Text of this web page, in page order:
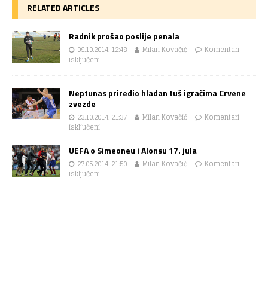
RELATED ARTICLES
Radnik prošao poslije penala
09.10.2014. 12:48 Milan Kovačić
Komentari
isključeni
Neptunas priredio hladan tuš igračima Crvene
zvezde
23.10.2014. 21:37 Milan Kovačić
Komentari
isključeni
UEFA o Simeoneu i Alonsu 17. jula
27.05.2014. 21:50 Milan Kovačić
Komentari
isključeni